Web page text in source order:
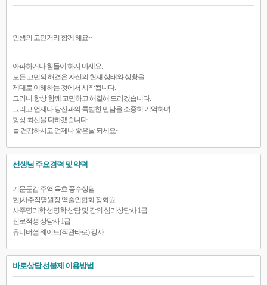
인생의 고민거리 함께 해요~
아파하거나 힘들어 하지 마세요.
모든 고민의 해결은 자신의 현재 상태와 상황을
제대로 이해하는 것에서 시작됩니다.
그러니 항상 함께 고민하고 해결해 드리겠습니다.
그리고 언제나 당신과의 특별한 만남을 소중히 기억하며
항상 최선을 다하겠습니다.
늘 건강하시고 언제나 좋은날 되세요~
선생님 주요경력 및 약력
기문둔갑 주역 육효 풍수상담
현)사주작명원장 역술인협회 정회원
사주명리학 성명학 상담 및 강의 심리상담사 1급
진로적성 상담사 1급
유니버셜 웨이트(직관타로) 강사
바로상담 선불제 이용방법